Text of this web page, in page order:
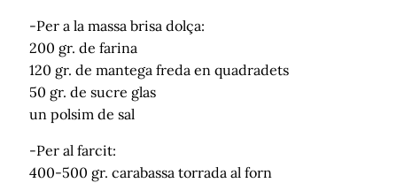
-Per a la massa brisa dolça:
200 gr. de farina
120 gr. de mantega freda en quadradets
50 gr. de sucre glas
un polsim de sal
-Per al farcit:
400-500 gr. carabassa torrada al forn